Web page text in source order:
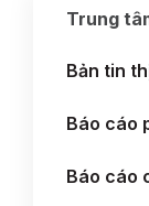
Trung
Bản tin
Báo cáo
Báo cáo